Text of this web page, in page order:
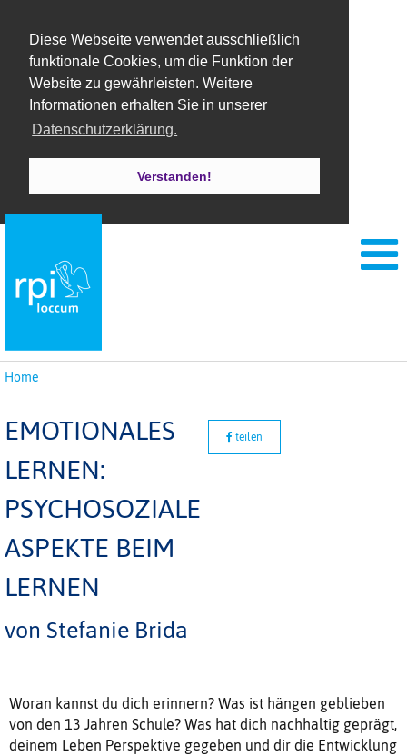
Diese Webseite verwendet ausschließlich
funktionale Cookies, um die Funktion der
Website zu gewährleisten. Weitere
Informationen erhalten Sie in unserer
Datenschutzerklärung.
Verstanden!
Home
EMOTIONALES
LERNEN:
PSYCHOSOZIALE
ASPEKTE BEIM
LERNEN
teilen
von Stefanie Brida
Woran kannst du dich erinnern? Was ist hängen geblieben
von den 13 Jahren Schule? Was hat dich nachhaltig geprägt,
deinem Leben Perspektive gegeben und dir die Entwicklung